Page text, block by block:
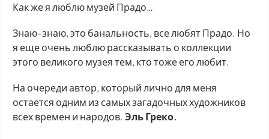
Как же я люблю музей Прадо…
Знаю-знаю, это банальность, все любят Прадо. Но
я еще очень люблю рассказывать о коллекции
этого великого музея тем, кто тоже его любит.
На очереди автор, который лично для меня
остается одним из самых загадочных художников
всех времен и народов. Эль Греко.